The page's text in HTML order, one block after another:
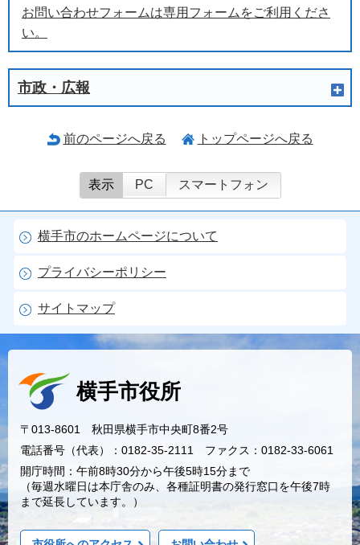
お問い合わせフォームは専用フォームをご利用くださ
い。
市政・広報
前のページへ戻る トップページへ戻る
表示 PC スマートフォン
横手市のホームページについて
プライバシーポリシー
サイトマップ
横手市役所
〒013-8601 秋田県横手市中央町8番2号
電話番号（代表）：0182-35-2111 ファクス：0182-33-6061
開庁時間：午前8時30分から午後5時15分まで
（毎週水曜日は本庁舎のみ、各種証明書の発行窓口を午後7時
まで延長しています。）